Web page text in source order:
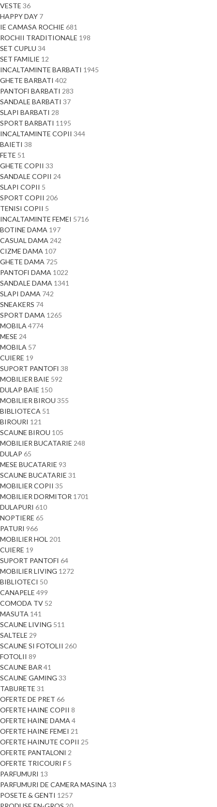
VESTE 36
HAPPY DAY 7
IE CAMASA ROCHIE 681
ROCHII TRADITIONALE 198
SET CUPLU 34
SET FAMILIE 12
INCALTAMINTE BARBATI 1945
GHETE BARBATI 402
PANTOFI BARBATI 283
SANDALE BARBATI 37
SLAPI BARBATI 28
SPORT BARBATI 1195
INCALTAMINTE COPII 344
BAIETI 38
FETE 51
GHETE COPII 33
SANDALE COPII 24
SLAPI COPII 5
SPORT COPII 206
TENISI COPII 5
INCALTAMINTE FEMEI 5716
BOTINE DAMA 197
CASUAL DAMA 242
CIZME DAMA 107
GHETE DAMA 725
PANTOFI DAMA 1022
SANDALE DAMA 1341
SLAPI DAMA 742
SNEAKERS 74
SPORT DAMA 1265
MOBILA 4774
MESE 24
MOBILA 57
CUIERE 19
SUPORT PANTOFI 38
MOBILIER BAIE 592
DULAP BAIE 150
MOBILIER BIROU 355
BIBLIOTECA 51
BIROURI 121
SCAUNE BIROU 105
MOBILIER BUCATARIE 248
DULAP 65
MESE BUCATARIE 93
SCAUNE BUCATARIE 31
MOBILIER COPII 35
MOBILIER DORMITOR 1701
DULAPURI 610
NOPTIERE 65
PATURI 966
MOBILIER HOL 201
CUIERE 19
SUPORT PANTOFI 64
MOBILIER LIVING 1272
BIBLIOTECI 50
CANAPELE 499
COMODA TV 52
MASUTA 141
SCAUNE LIVING 511
SALTELE 29
SCAUNE SI FOTOLII 260
FOTOLII 89
SCAUNE BAR 41
SCAUNE GAMING 33
TABURETE 31
OFERTE DE PRET 66
OFERTE HAINE COPII 8
OFERTE HAINE DAMA 4
OFERTE HAINE FEMEI 21
OFERTE HAINUTE COPII 25
OFERTE PANTALONI 2
OFERTE TRICOURI F 5
PARFUMURI 13
PARFUMURI DE CAMERA MASINA 13
POSETE & GENTI 1257